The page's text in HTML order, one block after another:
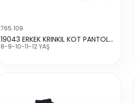
765.109
19043 ERKEK KRINKIL KOT PANTOLON
8-9-10-11-12 YAŞ